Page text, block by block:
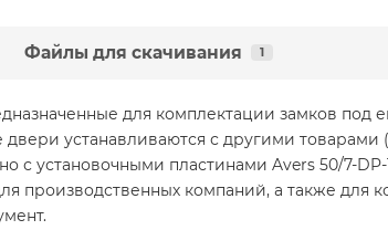
Файлы для скачивания 1
для комплектации замков под
устанавливаются с другими товарами
с установочными пластинами Avers 50/7-DP-
производственных компаний, а также для